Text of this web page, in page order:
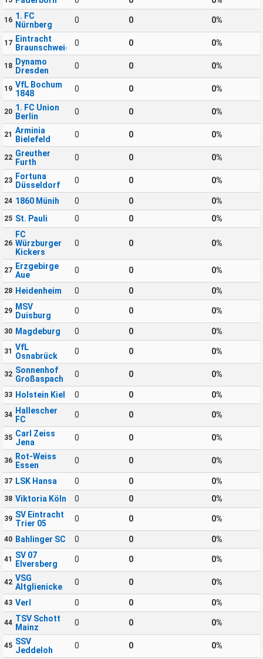
16 1. FC
Nürnberg
0 0 0%
17 Eintracht
Braunschweig
0 0 0%
18 Dynamo
Dresden
0 0 0%
19 VfL Bochum
1848
0 0 0%
20 1. FC Union
Berlin
0 0 0%
21 Arminia
Bielefeld
0 0 0%
22 Greuther
Furth
0 0 0%
23 Fortuna
Düsseldorf
0 0 0%
24 1860 Münih 0 0 0%
25 St. Pauli 0 0 0%
26
FC
Würzburger
Kickers
0 0 0%
27 Erzgebirge
Aue
0 0 0%
28 Heidenheim 0 0 0%
29 MSV
Duisburg
0 0 0%
30 Magdeburg 0 0 0%
31 VfL
Osnabrück
0 0 0%
32 Sonnenhof
Großaspach
0 0 0%
33 Holstein Kiel 0 0 0%
34 Hallescher
FC
0 0 0%
35 Carl Zeiss
Jena
0 0 0%
36 Rot-Weiss
Essen
0 0 0%
37 LSK Hansa 0 0 0%
38 Viktoria Köln 0 0 0%
39 SV Eintracht
Trier 05
0 0 0%
40 Bahlinger SC 0 0 0%
41
SV 07
Elversberg
0 0 0%
42 VSG
Altglienicke
0 0 0%
43 Verl 0 0 0%
44 TSV Schott
Mainz
0 0 0%
45 SSV
Jeddeloh
0 0 0%